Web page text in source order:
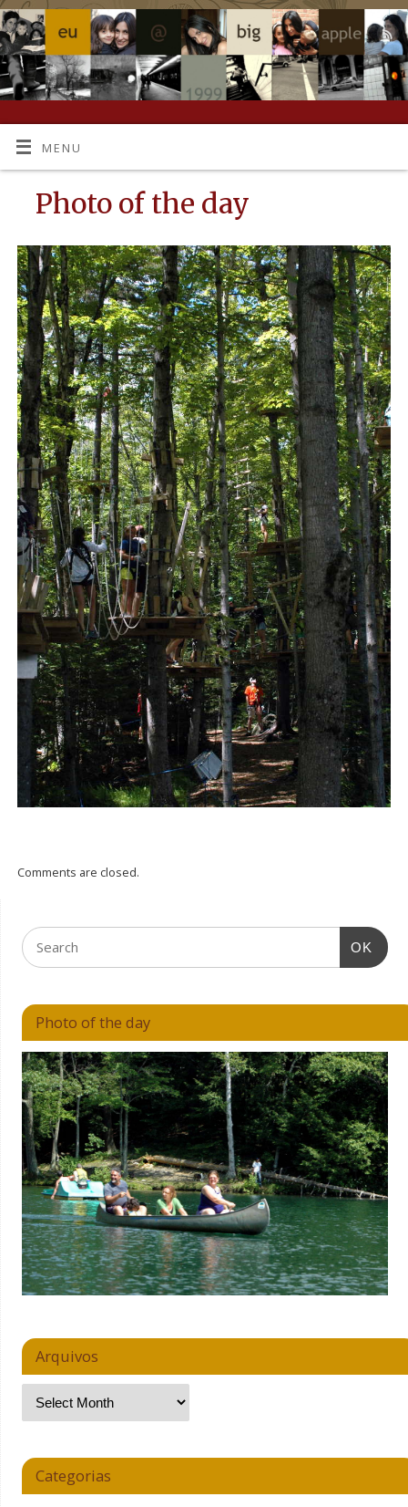
MENU
Photo of the day
Comments are closed.
OK
Photo of the day
Arquivos
Categorias